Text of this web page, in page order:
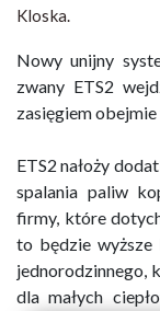
Kloska.
Nowy unijny
zwany ETS2
zasięgiem
ETS2 nałoży
spalania paliw
firmy, które
to będzie wyższe
jednorodzinnego,
dla małych